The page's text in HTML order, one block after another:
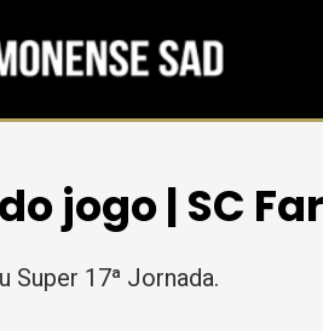
jogo | SC
Super 17ª Jornada.